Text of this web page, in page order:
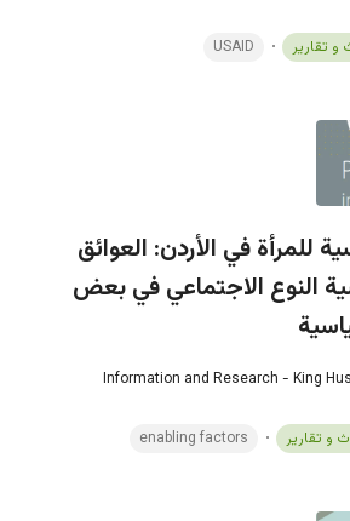
و تقارير USAID
للمرأة في الأردن: العوائق
النوع الاجتماعي في بعض
Information and Research - King
و تقارير enabling factors